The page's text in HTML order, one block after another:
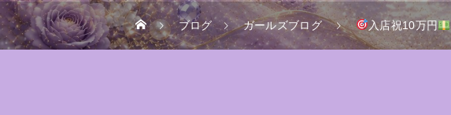
ブログ ガールズブログ 入店祝10万円